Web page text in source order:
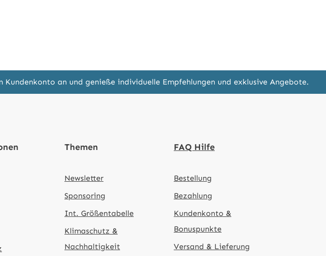
an und genieße individuelle Empfehlungen und exklusive Angebote.
Themen
Newsletter
Sponsoring
Int. Größentabelle
Klimaschutz &
Nachhaltigkeit
FAQ Hilfe
Bestellung
Bezahlung
Kundenkonto &
Bonuspunkte
Versand & Lieferung